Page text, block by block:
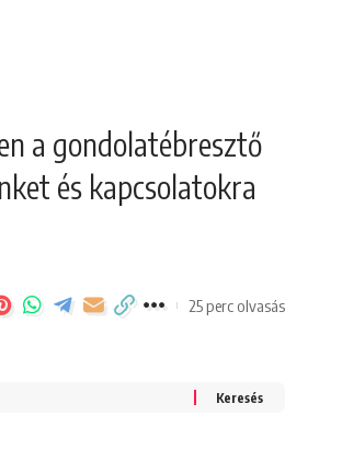
a gondolatébresztő
és kapcsolatokra
25 perc olvasás